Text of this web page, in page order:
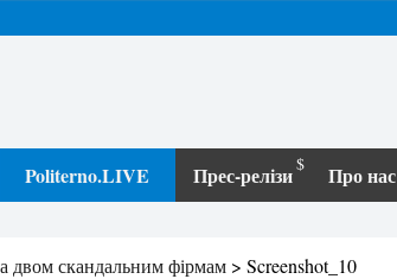
Politerno.LIVE Прес-релізи Про нас
двом скандальним фірмам > Screenshot_10